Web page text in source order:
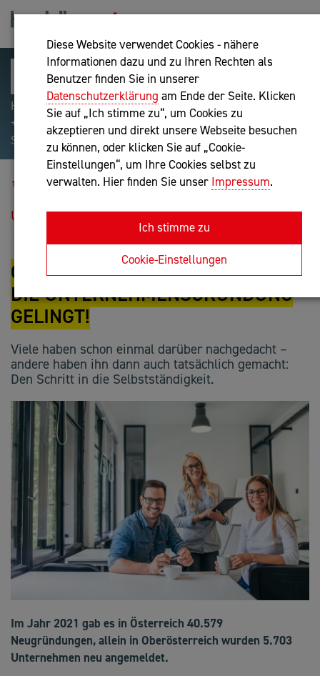
Diese Website verwendet Cookies - nähere
Informationen dazu und zu Ihren Rechten als
Benutzer finden Sie in unserer
Datenschutzerklärung am Ende der Seite. Klicken
Sie auf „Ich stimme zu“, um Cookies zu
akzeptieren und direkt unsere Webseite besuchen
zu können, oder klicken Sie auf „Cookie-
Einstellungen“, um Ihre Cookies selbst zu
verwalten. Hier finden Sie unser Impressum.
Ich stimme zu
Cookie-Einstellungen
Hilfreiche Suchparameter: Begriff einschließen:
+webshop, Begriff ausschließen: -webshop, Exakter
Suchbegriff: "internet of things"
Blog
Unternehmensgründung gelingt!
OHNE ZUFALL ZUM ERFOLG - WIE
DIE UNTERNEHMENSGRÜNDUNG
GELINGT!
Viele haben schon einmal darüber nachgedacht –
andere haben ihn dann auch tatsächlich gemacht:
Den Schritt in die Selbstständigkeit.
Im Jahr 2021 gab es in Österreich 40.579
Neugründungen, allein in Oberösterreich wurden 5.703
Unternehmen neu angemeldet.